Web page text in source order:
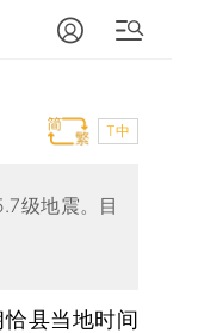
T中
级地震。目
县当地时间